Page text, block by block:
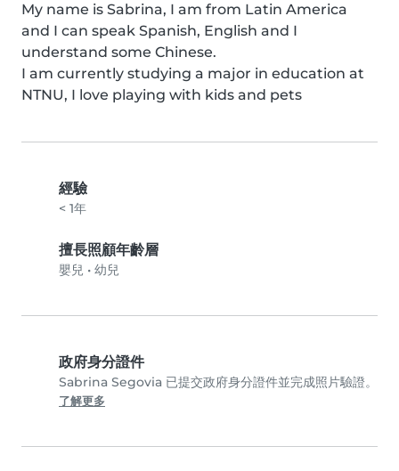
My name is Sabrina, I am from Latin America
and I can speak Spanish, English and I
understand some Chinese.
I am currently studying a major in education at
NTNU, I love playing with kids and pets
經驗
< 1年
擅長照顧年齡層
嬰兒 • 幼兒
政府身分證件
Sabrina Segovia 已提交政府身分證件並完成照片驗證。
了解更多